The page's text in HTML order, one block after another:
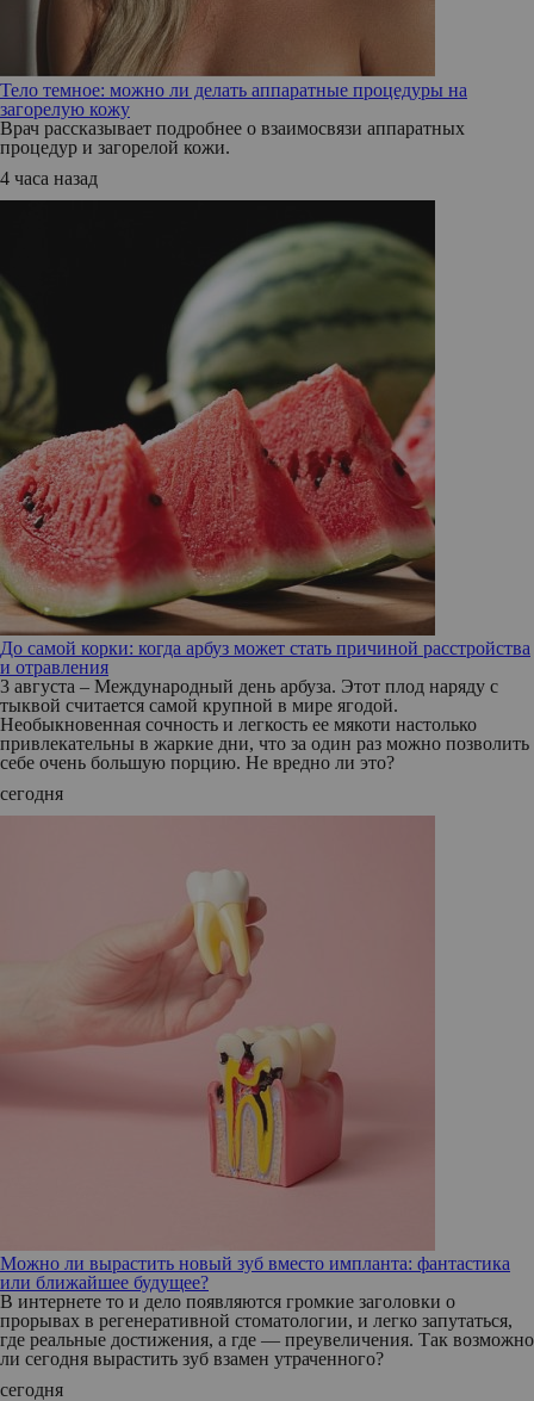
Тело темное: можно ли делать аппаратные процедуры на
загорелую кожу
Врач рассказывает подробнее о взаимосвязи аппаратных
процедур и загорелой кожи.
4 часа назад
До самой корки: когда арбуз может стать причиной расстройства
и отравления
3 августа – Международный день арбуза. Этот плод наряду с
тыквой считается самой крупной в мире ягодой.
Необыкновенная сочность и легкость ее мякоти настолько
привлекательны в жаркие дни, что за один раз можно позволить
себе очень большую порцию. Не вредно ли это?
сегодня
Можно ли вырастить новый зуб вместо импланта: фантастика
или ближайшее будущее?
В интернете то и дело появляются громкие заголовки о
прорывах в регенеративной стоматологии, и легко запутаться,
где реальные достижения, а где — преувеличения. Так возможно
ли сегодня вырастить зуб взамен утраченного?
сегодня